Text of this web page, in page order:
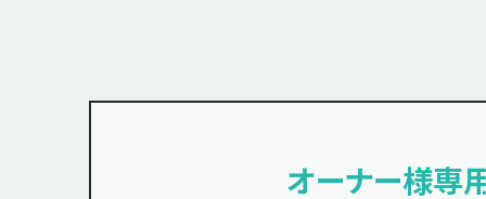
オーナー様専